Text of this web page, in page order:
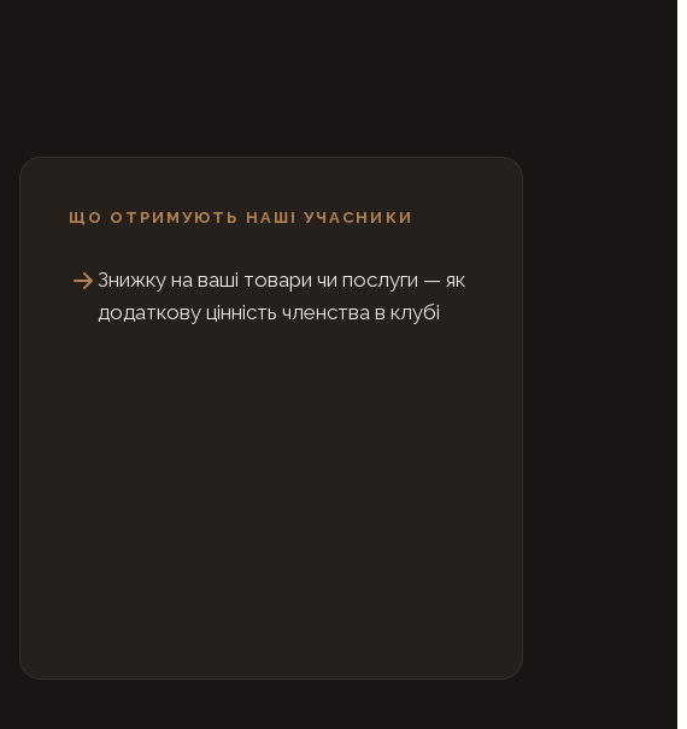
ЩО ОТРИМУЮТЬ НАШІ УЧАСНИКИ
Знижку на ваші товари чи послуги — як
додаткову цінність членства в клубі